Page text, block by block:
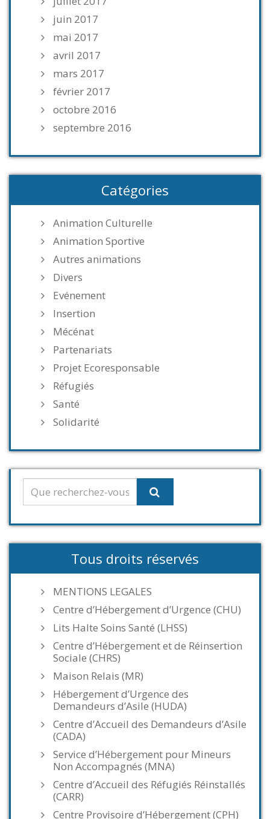
juin 2017
mai 2017
avril 2017
mars 2017
février 2017
octobre 2016
septembre 2016
Catégories
Animation Culturelle
Animation Sportive
Autres animations
Divers
Evénement
Insertion
Mécénat
Partenariats
Projet Ecoresponsable
Réfugiés
Santé
Solidarité
Tous droits réservés
MENTIONS LEGALES
Centre d’Hébergement d’Urgence (CHU)
Lits Halte Soins Santé (LHSS)
Centre d’Hébergement et de Réinsertion
Sociale (CHRS)
Maison Relais (MR)
Hébergement d’Urgence des
Demandeurs d’Asile (HUDA)
Centre d’Accueil des Demandeurs d’Asile
(CADA)
Service d’Hébergement pour Mineurs
Non Accompagnés (MNA)
Centre d’Accueil des Réfugiés Réinstallés
(CARR)
Centre Provisoire d’Hébergement (CPH)